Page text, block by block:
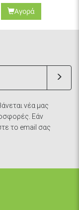
Αγορά
νέα μας
Εάν
το email σας